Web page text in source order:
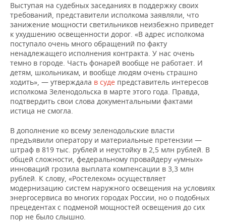
Выступая на судебных заседаниях в поддержку своих
требований, представители исполкома заявляли, что
занижение мощности светильников неизбежно приведет
к ухудшению освещенности дорог. «В адрес исполкома
поступало очень много обращений по факту
ненадлежащего исполнения контракта. У нас очень
темно в городе. Часть фонарей вообще не работает. И
детям, школьникам, и вообще людям очень страшно
ходить», — утверждала в суде представитель интересов
исполкома Зеленодольска в марте этого года. Правда,
подтвердить свои слова документальными фактами
истица не смогла.
В дополнение ко всему зеленодольские власти
предъявили оператору и материальные претензии —
штраф в 819 тыс. рублей и неустойку в 2,5 млн рублей. В
общей сложности, федеральному провайдеру «умных»
инноваций грозила выплата компенсации в 3,3 млн
рублей. К слову, «Ростелеком» осуществляет
модернизацию систем наружного освещения на условиях
энергосервиса во многих городах России, но о подобных
прецедентах с подменой мощностей освещения до сих
пор не было слышно.